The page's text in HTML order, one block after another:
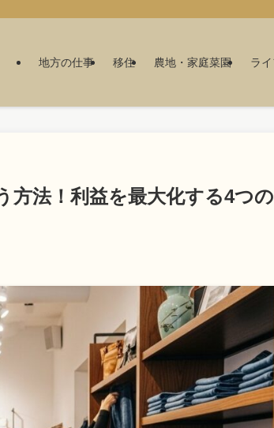
地方の仕事 移住 農地・家庭菜園 ラ
方法！利益を最大化する4つの